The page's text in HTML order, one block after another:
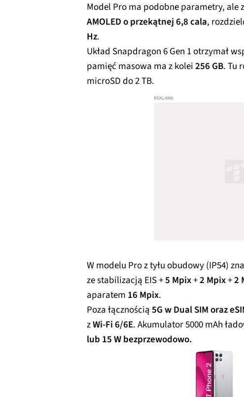
Model Pro ma podobne parametry, ale
AMOLED o przekątnej 6,8 cala,
Hz.
Układ Snapdragon 6 Gen 1 otrzymał
pamięć masowa ma z kolei256 GB. Tu
microSD do 2 TB.
W modelu Pro z tyłu obudowy (IP54)
ze stabilizacją EIS +5 Mpix+2 Mpix+2
aparatem 16 Mpix.
Poza łącznością5G w Dual SIM oraz
zWi-Fi 6/6E. Akumulator 5000 mAh
lub 15 W bezprzewodowo.